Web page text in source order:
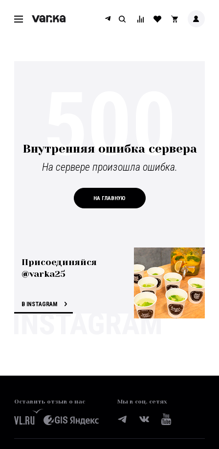
Внутренняя ошибка сервера
На сервере произошла ошибка.
НА ГЛАВНУЮ
500
Присоединяйся
@varka25
В INSTAGRAM
Оставить отзыв о нас Мы в соц. сетях